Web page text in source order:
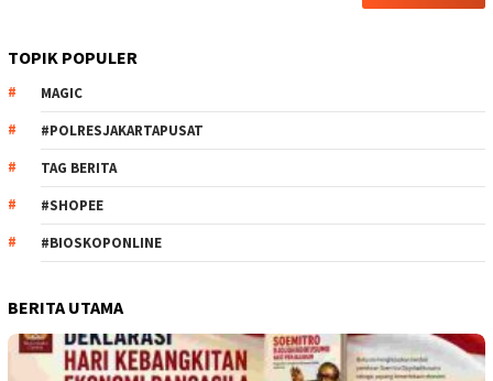
TOPIK POPULER
MAGIC
#POLRESJAKARTAPUSAT
TAG BERITA
#SHOPEE
#BIOSKOPONLINE
BERITA UTAMA